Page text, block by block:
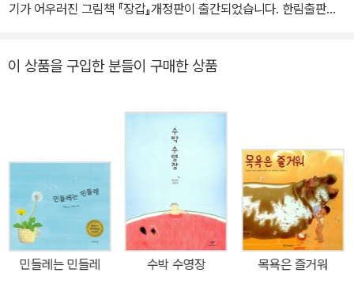
기가 어우러진 그림책 『장갑』개정판이 출간되었습니다. 한림출판사
숲 속에 놓인 장갑 한 짝이 보인다. 두툼하고 털도 풍성한 것이 제법
못하고 그냥 가 버렸다. 이제 장갑은 누구의 차지가 될까? 아주 작은
들쥐가 뛰어가다 장갑을 보고는 그 안으로 폴짝 들어간다. “나 이제
여기서 살 거야!”라고 말하며. 다음 페이지, 들쥐의 집이 된 장갑은 마
치 진짜 집처럼 지면으로부터 세워져 모양새를 갖췄다. 들쥐가 사는
장갑의 두 번째 손님은 개구리다. 팔딱팔딱 뛰어가던 개구리가 장갑
을 보고는 “누가 누가 장갑에 살고 있니?” 묻는다. 쥐와 개구리는 서
로 자기소개를 하고, 개구리는 쥐에게 부탁을 한다. 너무 추워서 얼어
이 상품을 구입한 분들이 구매한 상품
민들레는 민들레 수박 수영장 목욕은 즐거워